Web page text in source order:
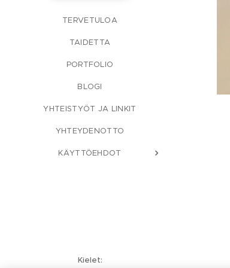
TERVETULOA
TAIDETTA
PORTFOLIO
BLOGI
YHTEISTYÖT JA LINKIT
YHTEYDENOTTO
KÄYTTÖEHDOT
Kielet